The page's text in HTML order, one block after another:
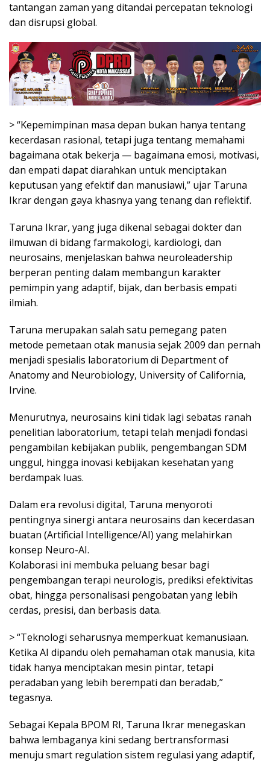
tantangan zaman yang ditandai percepatan teknologi
dan disrupsi global.
> “Kepemimpinan masa depan bukan hanya tentang
kecerdasan rasional, tetapi juga tentang memahami
bagaimana otak bekerja — bagaimana emosi, motivasi,
dan empati dapat diarahkan untuk menciptakan
keputusan yang efektif dan manusiawi,” ujar Taruna
Ikrar dengan gaya khasnya yang tenang dan reflektif.
Taruna Ikrar, yang juga dikenal sebagai dokter dan
ilmuwan di bidang farmakologi, kardiologi, dan
neurosains, menjelaskan bahwa neuroleadership
berperan penting dalam membangun karakter
pemimpin yang adaptif, bijak, dan berbasis empati
ilmiah.
Taruna merupakan salah satu pemegang paten
metode pemetaan otak manusia sejak 2009 dan pernah
menjadi spesialis laboratorium di Department of
Anatomy and Neurobiology, University of California,
Irvine.
Menurutnya, neurosains kini tidak lagi sebatas ranah
penelitian laboratorium, tetapi telah menjadi fondasi
pengambilan kebijakan publik, pengembangan SDM
unggul, hingga inovasi kebijakan kesehatan yang
berdampak luas.
Dalam era revolusi digital, Taruna menyoroti
pentingnya sinergi antara neurosains dan kecerdasan
buatan (Artificial Intelligence/AI) yang melahirkan
konsep Neuro-AI.
Kolaborasi ini membuka peluang besar bagi
pengembangan terapi neurologis, prediksi efektivitas
obat, hingga personalisasi pengobatan yang lebih
cerdas, presisi, dan berbasis data.
> “Teknologi seharusnya memperkuat kemanusiaan.
Ketika AI dipandu oleh pemahaman otak manusia, kita
tidak hanya menciptakan mesin pintar, tetapi
peradaban yang lebih berempati dan beradab,”
tegasnya.
Sebagai Kepala BPOM RI, Taruna Ikrar menegaskan
bahwa lembaganya kini sedang bertransformasi
menuju smart regulation sistem regulasi yang adaptif,